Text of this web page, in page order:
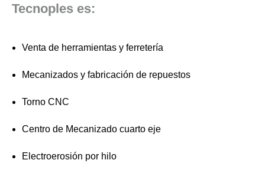
Tecnoples es:
Venta de herramientas y ferretería
Mecanizados y fabricación de repuestos
Torno CNC
Centro de Mecanizado cuarto eje
Electroerosión por hilo